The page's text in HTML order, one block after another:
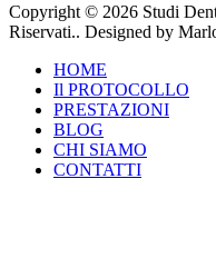
Copyright © 2026 Studi
Riservati.. Designed by
HOME
Il PROTOCOLLO
PRESTAZIONI
BLOG
CHI SIAMO
CONTATTI